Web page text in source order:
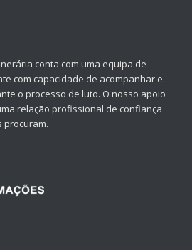
conta com uma equipa de
com capacidade de acompanhar e
o processo de luto. O nosso apoio
relação profissional de confiança
procuram.